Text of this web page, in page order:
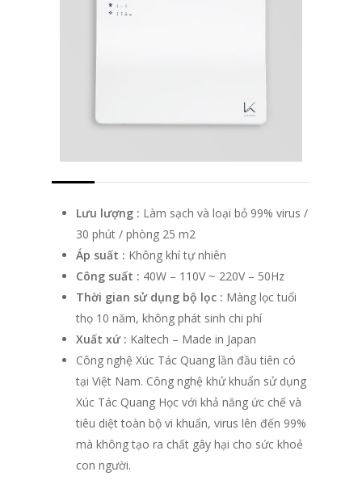
Lưu lượng : Làm sạch và loại bỏ 99% virus /
30 phút / phòng 25 m2
Áp suất : Không khí tự nhiên
Công suất : 40W – 110V ~ 220V – 50Hz
Thời gian sử dụng bộ lọc : Màng lọc tuổi
thọ 10 năm, không phát sinh chi phí
Xuất xứ : Kaltech – Made in Japan
Công nghệ Xúc Tác Quang lần đầu tiên có
tại Việt Nam. Công nghệ khử khuẩn sử dụng
Xúc Tác Quang Học với khả năng ức chế và
tiêu diệt toàn bộ vi khuẩn, virus lên đến 99%
mà không tạo ra chất gây hại cho sức khoẻ
con người.